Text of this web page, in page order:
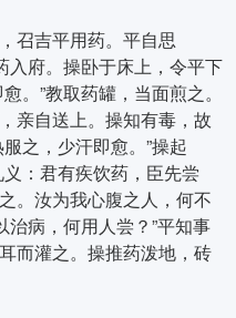
吉平用药。平自思
入府。操卧于床上，令平下
。”教取药罐，当面煎之。
亲自送上。操知有毒，故
之，少汗即愈。”操起
：君有疾饮药，臣先尝
。汝为我心腹之人，何不
治病，何用人尝？”平知事
而灌之。操推药泼地，砖